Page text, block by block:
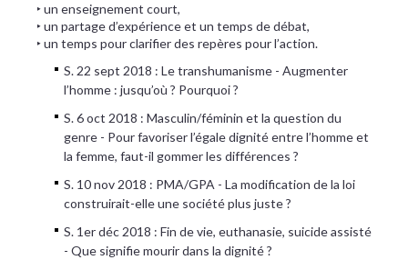
‣ un enseignement court,
‣ un partage d’expérience et un temps de débat,
‣ un temps pour clarifier des repères pour l’action.
S. 22 sept 2018 : Le transhumanisme - Augmenter
l’homme : jusqu’où ? Pourquoi ?
S. 6 oct 2018 : Masculin/féminin et la question du
genre - Pour favoriser l’égale dignité entre l’homme et
la femme, faut-il gommer les différences ?
S. 10 nov 2018 : PMA/GPA - La modification de la loi
construirait-elle une société plus juste ?
S. 1er déc 2018 : Fin de vie, euthanasie, suicide assisté
- Que signifie mourir dans la dignité ?